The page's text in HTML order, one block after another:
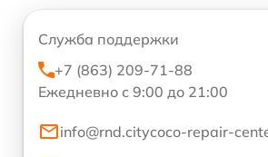
Служба поддержки
+7 (863) 209-71-88
Ежедневно с 9:00 до 21:00
info@rnd.citycoco-repair-